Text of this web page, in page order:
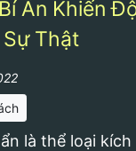
Ẩn Khiến
Thật
là thể loại